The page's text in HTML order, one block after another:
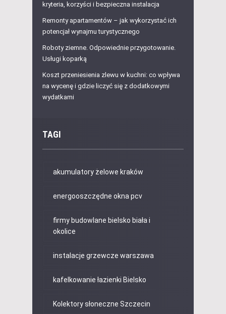
kryteria, korzyści i bezpieczna instalacja
Remonty apartamentów – jak wykorzystać ich
potencjał wynajmu turystycznego
Roboty ziemne. Odpowiednie przygotowanie.
Usługi koparką
Koszt przeniesienia zlewu w kuchni: co wpływa
na wycenę i gdzie liczyć się z dodatkowymi
wydatkami
TAGI
akumulatory żelowe kraków
energooszczędne okna pcv
firmy budowlane bielsko biała i
okolice
instalacje grzewcze warszawa
kafelkowanie łazienki Bielsko
Kolektory słoneczne Szczecin